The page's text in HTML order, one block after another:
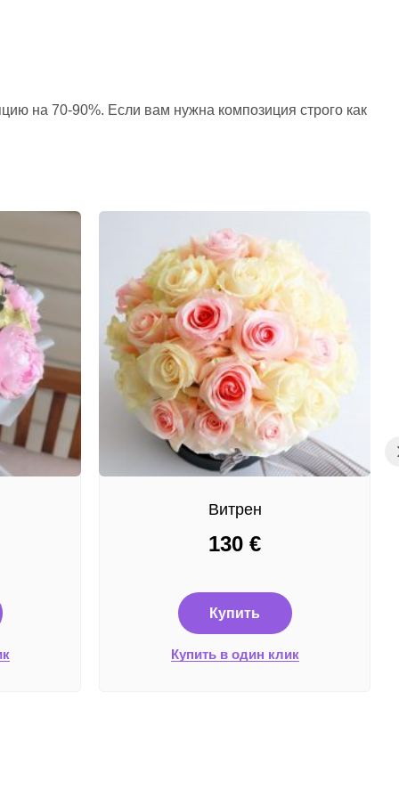
на 70-90%. Если вам нужна композиция строго как
Витрен
130 €
Купить
Купить в один клик